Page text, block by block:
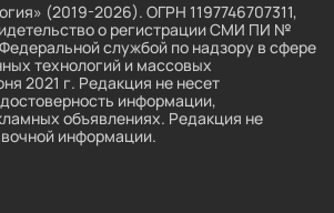
(2019-2026). ОГРН 1197746707311,
о регистрации СМИ ПИ №
службой по надзору в сфере
технологий и массовых
2021 г. Редакция не несет
информации,
объявлениях. Редакция не
информации.